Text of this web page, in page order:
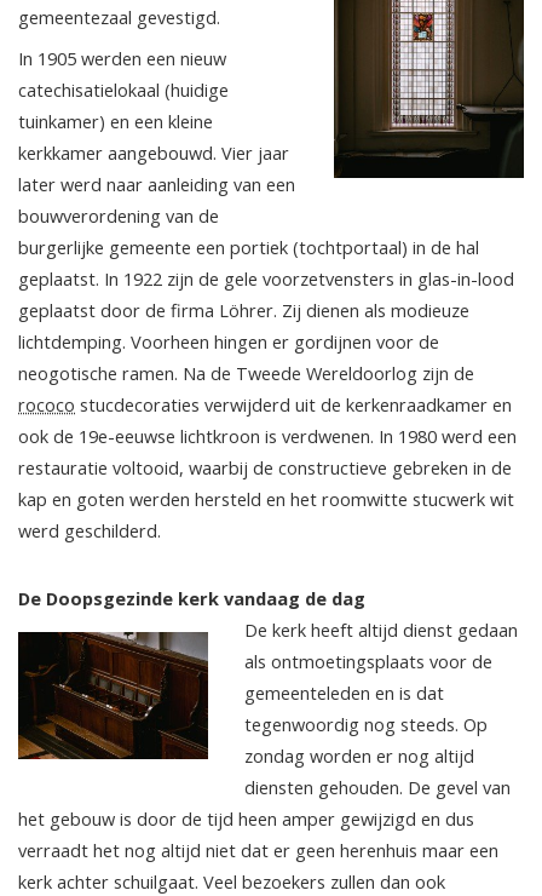
gemeentezaal gevestigd.
In 1905 werden een nieuw
catechisatielokaal (huidige
tuinkamer) en een kleine
kerkkamer aangebouwd. Vier jaar
later werd naar aanleiding van een
bouwverordening van de
burgerlijke gemeente een portiek (tochtportaal) in de hal
geplaatst. In 1922 zijn de gele voorzetvensters in glas-in-lood
geplaatst door de firma Löhrer. Zij dienen als modieuze
lichtdemping. Voorheen hingen er gordijnen voor de
neogotische ramen. Na de Tweede Wereldoorlog zijn de
rococo stucdecoraties verwijderd uit de kerkenraadkamer en
ook de 19e-eeuwse lichtkroon is verdwenen. In 1980 werd een
restauratie voltooid, waarbij de constructieve gebreken in de
kap en goten werden hersteld en het roomwitte stucwerk wit
werd geschilderd.
De Doopsgezinde kerk vandaag de dag
De kerk heeft altijd dienst gedaan
als ontmoetingsplaats voor de
gemeenteleden en is dat
tegenwoordig nog steeds. Op
zondag worden er nog altijd
diensten gehouden. De gevel van
het gebouw is door de tijd heen amper gewijzigd en dus
verraadt het nog altijd niet dat er geen herenhuis maar een
kerk achter schuilgaat. Veel bezoekers zullen dan ook